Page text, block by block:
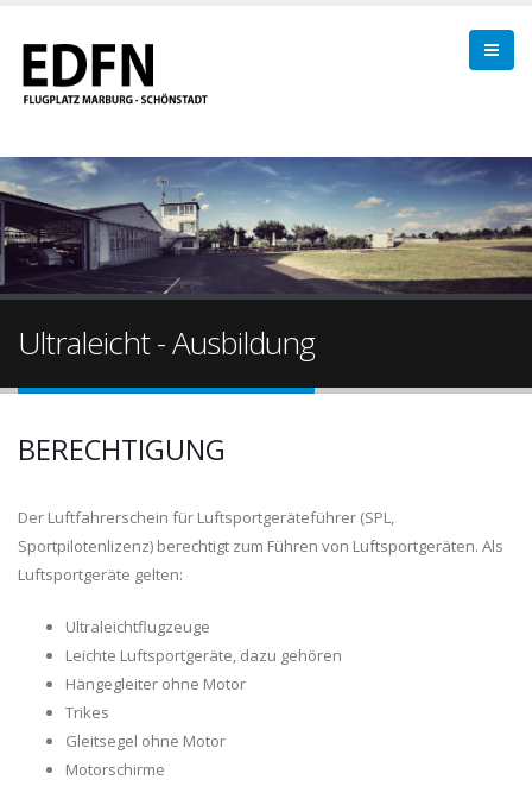
Ultraleicht - Ausbildung
BERECHTIGUNG
Der Luftfahrerschein für Luftsportgeräteführer (SPL,
Sportpilotenlizenz) berechtigt zum Führen von Luftsportgeräten. Als
Luftsportgeräte gelten:
Ultraleichtflugzeuge
Leichte Luftsportgeräte, dazu gehören
Hängegleiter ohne Motor
Trikes
Gleitsegel ohne Motor
Motorschirme